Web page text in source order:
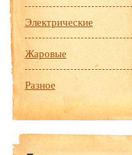
Электрические
Жаровые
Разное